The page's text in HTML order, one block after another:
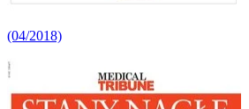
(04/2018)